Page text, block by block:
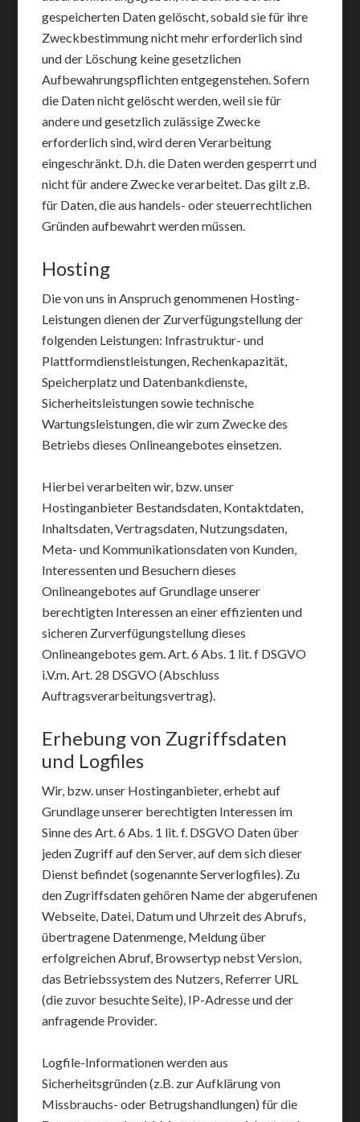
gespeicherten Daten gelöscht, sobald sie für ihre
Zweckbestimmung nicht mehr erforderlich sind
und der Löschung keine gesetzlichen
Aufbewahrungspflichten entgegenstehen. Sofern
die Daten nicht gelöscht werden, weil sie für
andere und gesetzlich zulässige Zwecke
erforderlich sind, wird deren Verarbeitung
eingeschränkt. D.h. die Daten werden gesperrt und
nicht für andere Zwecke verarbeitet. Das gilt z.B.
für Daten, die aus handels- oder steuerrechtlichen
Gründen aufbewahrt werden müssen.
Hosting
Die von uns in Anspruch genommenen Hosting-
Leistungen dienen der Zurverfügungstellung der
folgenden Leistungen: Infrastruktur- und
Plattformdienstleistungen, Rechenkapazität,
Speicherplatz und Datenbankdienste,
Sicherheitsleistungen sowie technische
Wartungsleistungen, die wir zum Zwecke des
Betriebs dieses Onlineangebotes einsetzen.
Hierbei verarbeiten wir, bzw. unser
Hostinganbieter Bestandsdaten, Kontaktdaten,
Inhaltsdaten, Vertragsdaten, Nutzungsdaten,
Meta- und Kommunikationsdaten von Kunden,
Interessenten und Besuchern dieses
Onlineangebotes auf Grundlage unserer
berechtigten Interessen an einer effizienten und
sicheren Zurverfügungstellung dieses
Onlineangebotes gem. Art. 6 Abs. 1 lit. f DSGVO
i.V.m. Art. 28 DSGVO (Abschluss
Auftragsverarbeitungsvertrag).
Erhebung von Zugriffsdaten
und Logfiles
Wir, bzw. unser Hostinganbieter, erhebt auf
Grundlage unserer berechtigten Interessen im
Sinne des Art. 6 Abs. 1 lit. f. DSGVO Daten über
jeden Zugriff auf den Server, auf dem sich dieser
Dienst befindet (sogenannte Serverlogfiles). Zu
den Zugriffsdaten gehören Name der abgerufenen
Webseite, Datei, Datum und Uhrzeit des Abrufs,
übertragene Datenmenge, Meldung über
erfolgreichen Abruf, Browsertyp nebst Version,
das Betriebssystem des Nutzers, Referrer URL
(die zuvor besuchte Seite), IP-Adresse und der
anfragende Provider.
Logfile-Informationen werden aus
Sicherheitsgründen (z.B. zur Aufklärung von
Missbrauchs- oder Betrugshandlungen) für die